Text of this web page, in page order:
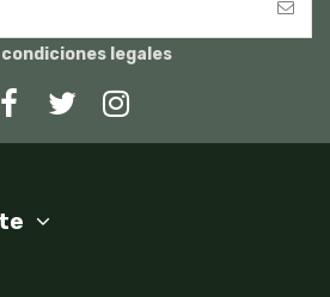
condiciones legales